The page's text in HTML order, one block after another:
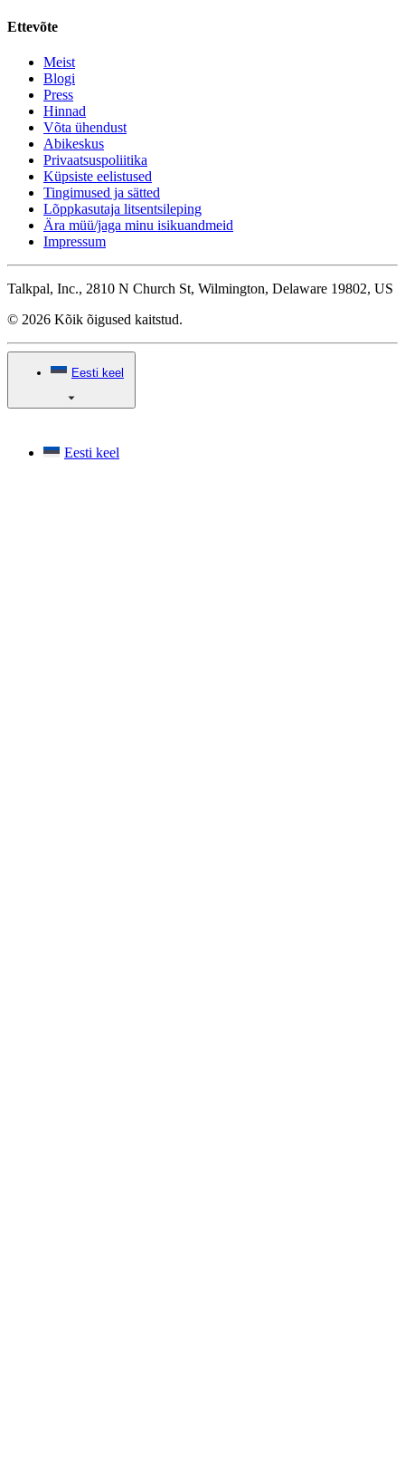
Ettevõte
Meist
Blogi
Press
Hinnad
Võta ühendust
Abikeskus
Privaatsuspoliitika
Küpsiste eelistused
Tingimused ja sätted
Lõppkasutaja litsentsileping
Ära müü/jaga minu isikuandmeid
Impressum
Talkpal, Inc., 2810 N Church St, Wilmington, Delaware 19802, US
© 2026 Kõik õigused kaitstud.
Eesti keel
Eesti keel